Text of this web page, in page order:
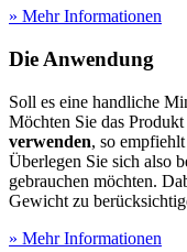
» Mehr Informationen
Die Anwendung
Soll es eine handliche
Möchten Sie das
verwenden, so
Überlegen Sie sich also
gebrauchen möchten.
Gewicht zu
» Mehr Informationen